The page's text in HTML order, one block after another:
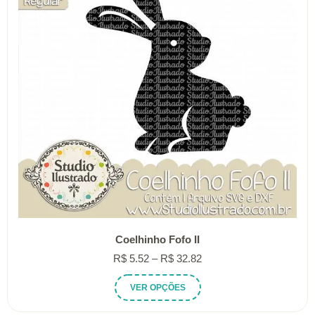
na
página
do
produto
Coelhinho Fofo II
R$ 5.52 – R$ 32.82Faixa
VER OPÇÕES
produto
tem